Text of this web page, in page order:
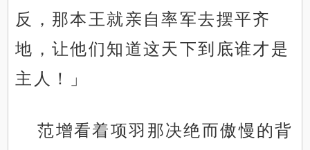
反，那本王就亲自率军去摆平齐
地，让他们知道这天下到底谁才是
主人！」
范增看着项羽那决绝而傲慢的背